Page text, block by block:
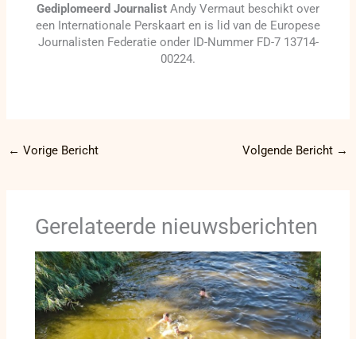
Gediplomeerd Journalist Andy Vermaut beschikt over
een Internationale Perskaart en is lid van de Europese
Journalisten Federatie onder ID-Nummer FD-7 13714-
00224.
← Vorige Bericht Volgende Bericht →
Gerelateerde nieuwsberichten